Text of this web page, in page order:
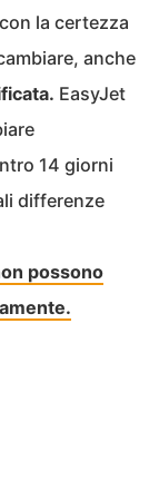
la certezza
anche
EasyJet
14 giorni
differenze
possono